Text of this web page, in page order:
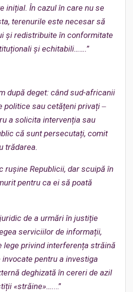
inițial. În cazul în care nu se
a, terenurile este necesar să
și redistribuite în conformitate
și echitabili…….”
după deget: când sud-africanii
politice sau cetățeni privați ‒
a solicita intervenția sau
că sunt persecutați, comit
trădarea.
rușine Republicii, dar scuipă în
pentru ca ei să poată
de a urmări în justiție
serviciilor de informații,
lege privind interferența străină
invocate pentru a investiga
deghizată în cereri de azil
«străine»….…”